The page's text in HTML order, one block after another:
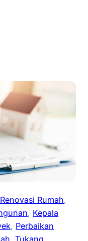
Rumah
, Kepala
, Perbaikan